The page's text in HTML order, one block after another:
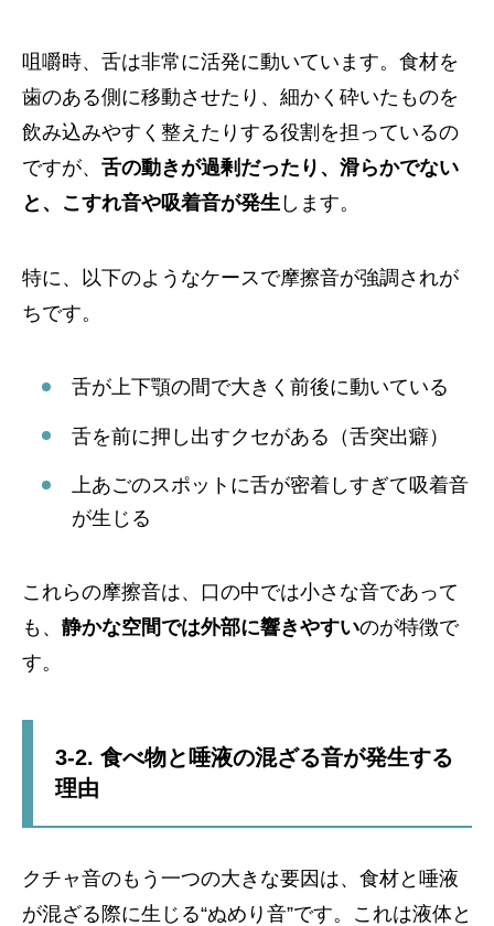
咀嚼時、舌は非常に活発に動いています。食材を
歯のある側に移動させたり、細かく砕いたものを
飲み込みやすく整えたりする役割を担っているの
ですが、 舌の動きが過剰だったり、滑らかでない
と、こすれ音や吸着音が発生 します。
特に、以下のようなケースで摩擦音が強調されが
ちです。
舌が上下顎の間で大きく前後に動いている
舌を前に押し出すクセがある（舌突出癖）
上あごのスポットに舌が密着しすぎて吸着音
が生じる
これらの摩擦音は、口の中では小さな音であって
も、 静かな空間では外部に響きやすいのが特徴で
す。
3-2. 食べ物と唾液の混ざる音が発生する
理由
クチャ音のもう一つの大きな要因は、食材と唾液
が混ざる際に生じる“ぬめり音”です。これは液体と